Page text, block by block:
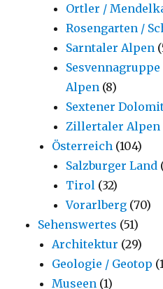
Ortler /
Rosengarten /
Sarntaler Alpen
Alpen (8)
Sextener
Zillertaler Alpen
Österreich (104)
Salzburger Land
Tirol (32)
Vorarlberg (70)
Sehenswertes (51)
Architektur (29)
Geologie / Geotop
Museen (1)